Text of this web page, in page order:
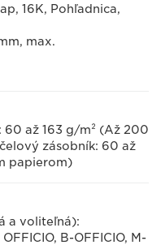
16K, Pohľadnica,
max.
až 163 g/m² (Až 200
zásobník: 60 až
papierom)
a voliteľná):
B-OFFICIO, M-